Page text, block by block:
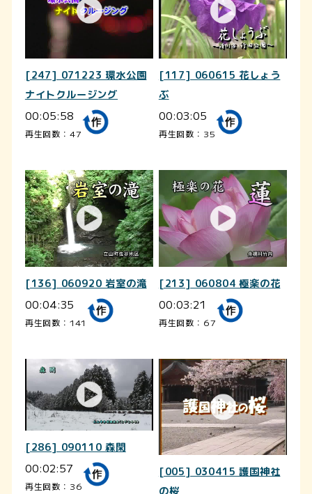
[247] 071223 環水公園
ナイトクルージング
00:05:58
再生回数：47
[117] 060615 花しょう
ぶ
00:03:05
再生回数：35
[136] 060920 岩室の滝
00:04:35
再生回数：141
[213] 060804 極楽の花
00:03:21
再生回数：67
[286] 090110 森閑
00:02:57
再生回数：36
[005] 030415 護国神社
の桜